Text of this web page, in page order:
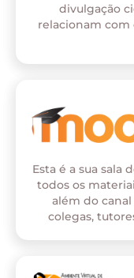
divulgação
relacionam com
Esta é a sua sala
todos os
além do
colegas,